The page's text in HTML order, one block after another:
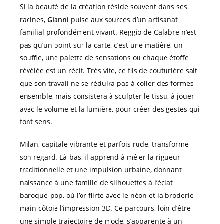
Si la beauté de la création réside souvent dans ses
racines, Gianni puise aux sources d’un artisanat
familial profondément vivant. Reggio de Calabre n’est
pas qu’un point sur la carte, c’est une matière, un
souffle, une palette de sensations où chaque étoffe
révélée est un récit. Très vite, ce fils de couturière sait
que son travail ne se réduira pas à coller des formes
ensemble, mais consistera à sculpter le tissu, à jouer
avec le volume et la lumière, pour créer des gestes qui
font sens.
Milan, capitale vibrante et parfois rude, transforme
son regard. Là-bas, il apprend à mêler la rigueur
traditionnelle et une impulsion urbaine, donnant
naissance à une famille de silhouettes à l’éclat
baroque-pop, où l’or flirte avec le néon et la broderie
main côtoie l’impression 3D. Ce parcours, loin d’être
une simple trajectoire de mode, s’apparente à un